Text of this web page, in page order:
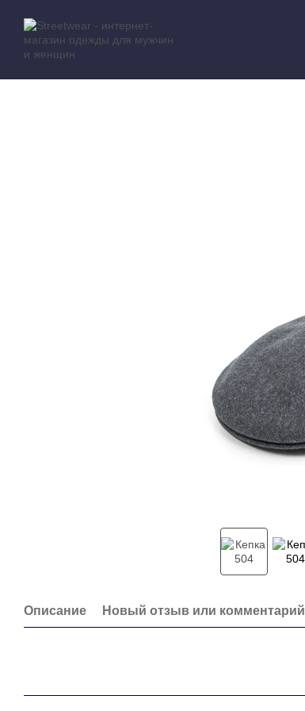
Описание Новый отзыв или комментарий